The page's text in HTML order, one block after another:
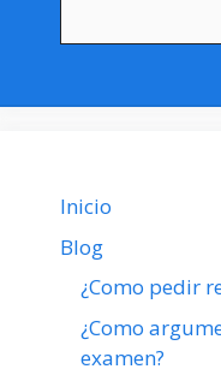
Inicio
Blog
¿Como pedir
¿Como
examen?